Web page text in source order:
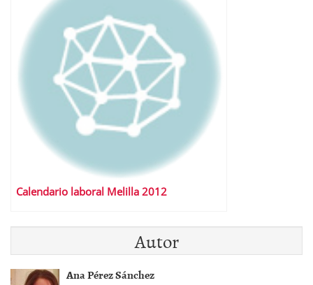
Calendario laboral Melilla 2012
Autor
Ana Pérez Sánchez